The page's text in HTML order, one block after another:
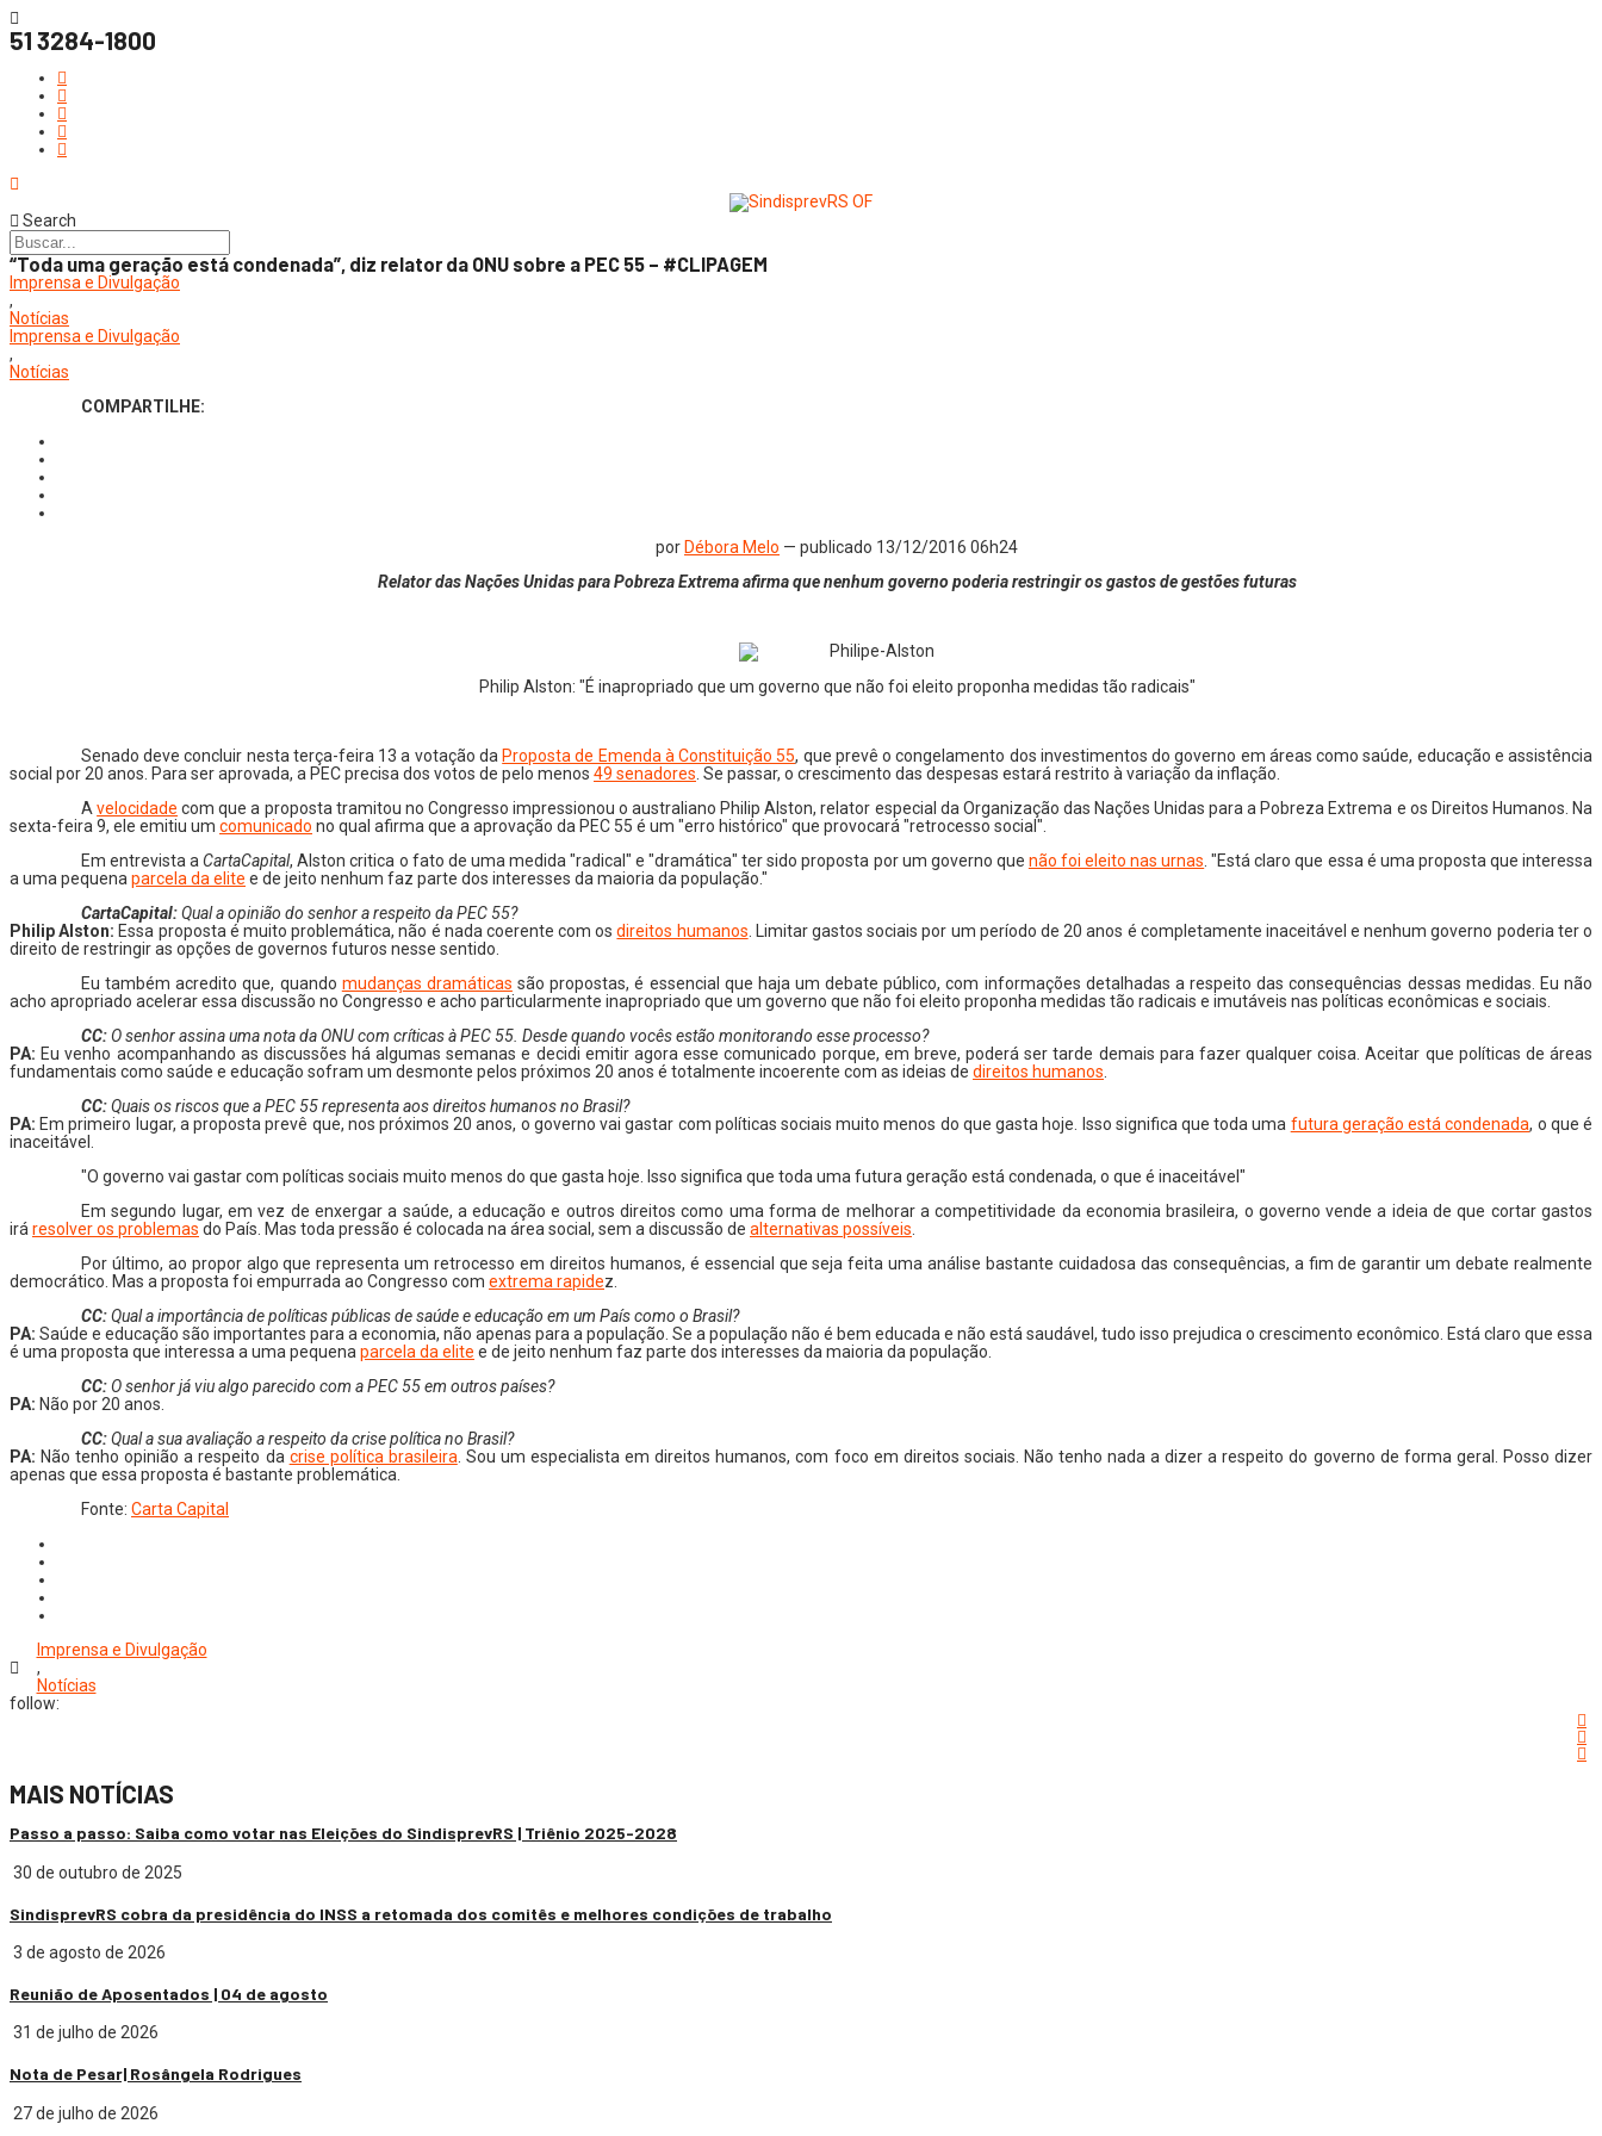
51 3284-1800
Search
“Toda uma geração está condenada”, diz relator da ONU sobre a PEC 55 – #CLIPAGEM
Imprensa e Divulgação
,
Notícias
Imprensa e Divulgação
,
Notícias
COMPARTILHE:
por Débora Melo — publicado 13/12/2016 06h24
Relator das Nações Unidas para Pobreza Extrema afirma que nenhum governo poderia restringir os gastos de gestões futuras
Philip Alston: "É inapropriado que um governo que não foi eleito proponha medidas tão radicais"
Senado deve concluir nesta terça-feira 13 a votação da Proposta de Emenda à Constituição 55, que prevê o congelamento dos investimentos do governo em áreas como saúde, educação e assistência
social por 20 anos. Para ser aprovada, a PEC precisa dos votos de pelo menos 49 senadores. Se passar, o crescimento das despesas estará restrito à variação da inflação.
Avelocidade com que a proposta tramitou no Congresso impressionou o australiano Philip Alston, relator especial da Organização das Nações Unidas para a Pobreza Extrema e os Direitos Humanos. Na
sexta-feira 9, ele emitiu um comunicado no qual afirma que a aprovação da PEC 55 é um "erro histórico" que provocará "retrocesso social".
Em entrevista aCartaCapital, Alston critica o fato de uma medida "radical" e "dramática" ter sido proposta por um governo que não foi eleito nas urnas. "Está claro que essa é uma proposta que interessa
a uma pequenaparcela da elite e de jeito nenhum faz parte dos interesses da maioria da população."
CartaCapital:Qual a opinião do senhor a respeito da PEC 55?
Philip Alston: Essa proposta é muito problemática, não é nada coerente com osdireitos humanos. Limitar gastos sociais por um período de 20 anos é completamente inaceitável e nenhum governo poderia ter o
direito de restringir as opções de governos futuros nesse sentido.
Eu também acredito que, quando mudanças dramáticas são propostas, é essencial que haja um debate público, com informações detalhadas a respeito das consequências dessas medidas. Eu não
acho apropriado acelerar essa discussão no Congresso e acho particularmente inapropriado que um governo que não foi eleito proponha medidas tão radicais e imutáveis nas políticas econômicas e sociais.
CC: O senhor assina uma nota da ONU com críticas à PEC 55. Desde quando vocês estão monitorando esse processo?
PA: Eu venho acompanhando as discussões há algumas semanas e decidi emitir agora esse comunicado porque, em breve, poderá ser tarde demais para fazer qualquer coisa. Aceitar que políticas de áreas
fundamentais como saúde e educação sofram um desmonte pelos próximos 20 anos é totalmente incoerente com as ideias de direitos humanos.
CC:Quais os riscos que a PEC 55 representa aos direitos humanos no Brasil?
PA: Em primeiro lugar, a proposta prevê que, nos próximos 20 anos, o governo vai gastar com políticas sociais muito menos do que gasta hoje. Isso significa que toda uma futura geração está condenada, o que é
inaceitável.
"O governo vai gastar com políticas sociais muito menos do que gasta hoje. Isso significa que toda uma futura geração está condenada, o que é inaceitável"
Em segundo lugar, em vez de enxergar a saúde, a educação e outros direitos como uma forma de melhorar a competitividade da economia brasileira, o governo vende a ideia de que cortar gastos
iráresolver os problemas do País. Mas toda pressão é colocada na área social, sem a discussão de alternativas possíveis.
Por último, ao propor algo que representa um retrocesso em direitos humanos, é essencial que seja feita uma análise bastante cuidadosa das consequências, a fim de garantir um debate realmente
democrático. Mas a proposta foi empurrada ao Congresso com extrema rapidez.
CC:Qual a importância de políticas públicas de saúde e educação em um País como o Brasil?
PA: Saúde e educação são importantes para a economia, não apenas para a população. Se a população não é bem educada e não está saudável, tudo isso prejudica o crescimento econômico. Está claro que essa
é uma proposta que interessa a uma pequenaparcela da elite e de jeito nenhum faz parte dos interesses da maioria da população.
CC: O senhor já viu algo parecido com a PEC 55 em outros países?
PA: Não por 20 anos.
CC:Qual a sua avaliação a respeito da crise política no Brasil?
PA: Não tenho opinião a respeito da crise política brasileira. Sou um especialista em direitos humanos, com foco em direitos sociais. Não tenho nada a dizer a respeito do governo de forma geral. Posso dizer
apenas que essa proposta é bastante problemática.
Fonte: Carta Capital
Imprensa e Divulgação
,
Notícias
follow:
MAIS NOTÍCIAS
Passo a passo: Saiba como votar nas Eleições do SindisprevRS | Triênio 2025-2028
30 de outubro de 2025
SindisprevRS cobra da presidência do INSS a retomada dos comitês e melhores condições de trabalho
3 de agosto de 2026
Reunião de Aposentados | 04 de agosto
31 de julho de 2026
Nota de Pesar| Rosângela Rodrigues
27 de julho de 2026